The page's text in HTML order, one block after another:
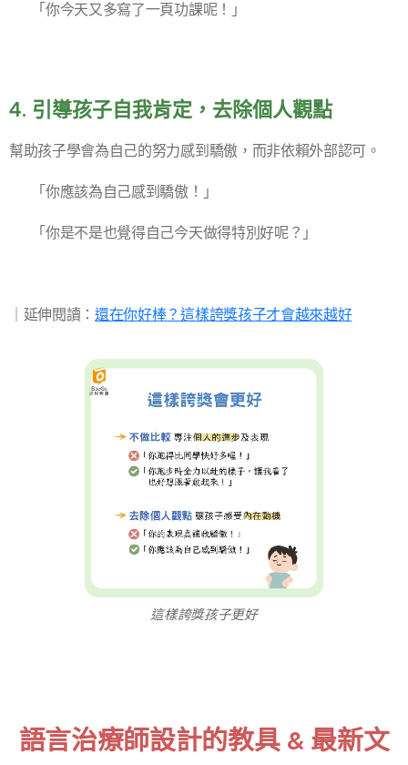
✅ 「你今天又多寫了一頁功課呢！」
4. 引導孩子自我肯定，去除個人觀點
幫助孩子學會為自己的努力感到驕傲，而非依賴外部認可。
✅ 「你應該為自己感到驕傲！」
✅ 「你是不是也覺得自己今天做得特別好呢？」
｜延伸閱讀：還在你好棒？這樣誇獎孩子才會越來越好
這樣誇獎孩子更好
語言治療師設計的教具 & 最新文